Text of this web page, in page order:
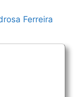
Ferreira